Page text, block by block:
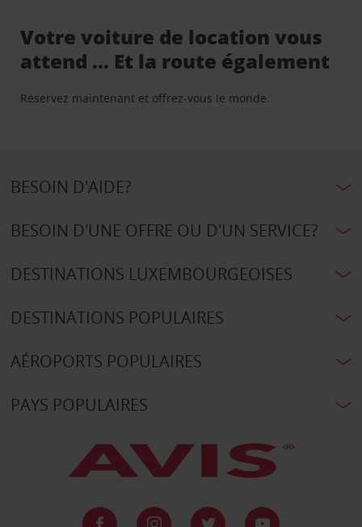
Votre voiture de location vous
attend … Et la route également
Réservez maintenant et offrez-vous le monde.
BESOIN D'AIDE?
BESOIN D'UNE OFFRE OU D'UN SERVICE?
DESTINATIONS LUXEMBOURGEOISES
DESTINATIONS POPULAIRES
AÉROPORTS POPULAIRES
PAYS POPULAIRES